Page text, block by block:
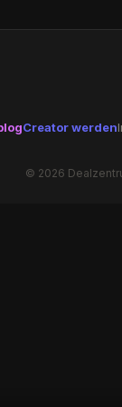
Creator werden
© 2026